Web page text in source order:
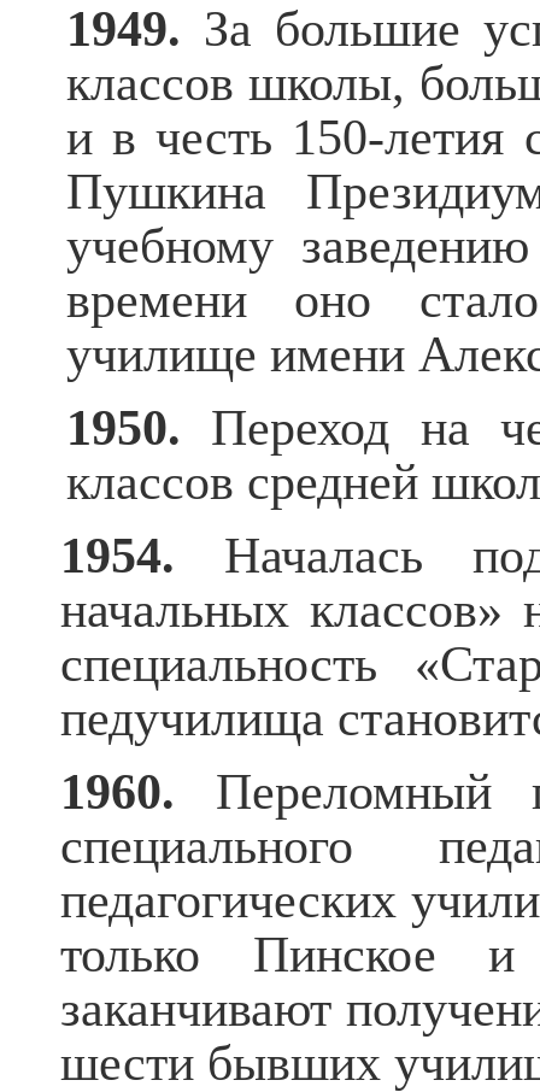
1949. За большие
классов школы,
и в честь 150-летия
Пушкина
учебному
времени оно стало
училище имени
1950. Переход на
классов средней
1954. Началась
начальных
специальность
педучилища
1960. Переломный
специального
педагогических
только Пинское
заканчивают
шести бывших